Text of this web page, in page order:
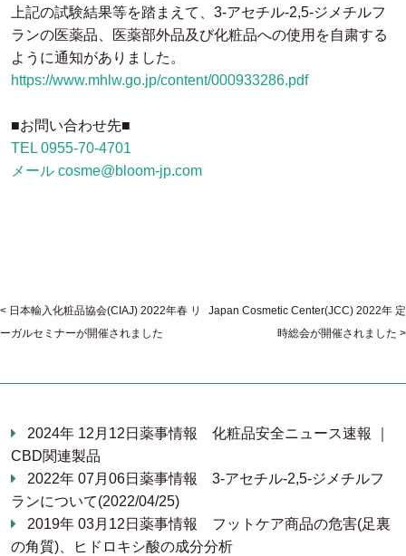
上記の試験結果等を踏まえて、3-アセチル-2,5-ジメチルフ
ランの医薬品、医薬部外品及び化粧品への使用を自粛する
ように通知がありました。
https://www.mhlw.go.jp/content/000933286.pdf
■お問い合わせ先■
TEL 0955-70-4701
メール cosme@bloom-jp.com
日本輸入化粧品協会(CIAJ) 2022年春 リ
ーガルセミナーが開催されました
Japan Cosmetic Center(JCC) 2022年 定
時総会が開催されました
2024年 12月12日 薬事情報 化粧品安全ニュース速報 ｜
CBD関連製品
2022年 07月06日 薬事情報 3-アセチル-2,5-ジメチルフ
ランについて(2022/04/25)
2019年 03月12日 薬事情報 フットケア商品の危害(足裏
の角質)、ヒドロキシ酸の成分分析